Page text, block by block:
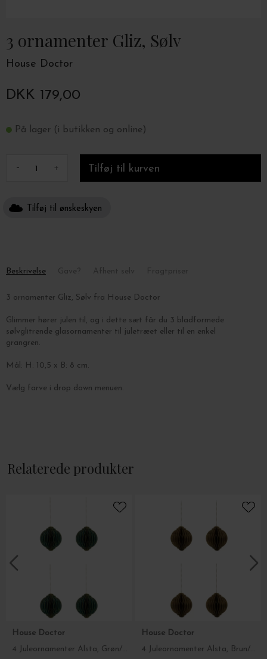
3 ornamenter Gliz, Sølv
House Doctor
DKK 179,00
På lager (i butikken og online)
- +
Tilføj til ønskeskyen
Beskrivelse
3 ornamenter Gliz, Sølv fra House Doctor
Glimmer hører julen til, og i dette sæt får du 3 bladformede
sølvglitrende glasornamenter til juletræet eller til en enkel
grangren.
Mål: H: 10,5 x B: 8 cm.
Vælg farve i drop down menuen.
Relaterede produkter
House Doctor
4 Juleornamenter Alsta, Grøn/Gylden Ø:10
House Doctor
4 Juleornamenter Alsta, Brun/Gylden Ø:10